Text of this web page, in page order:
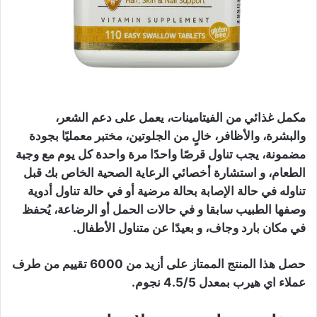
مكمل غذائي من الفيتامينات، يعمل على دعم الشعر،
والبشرة، والأظافر، خالٍ من الجلوتين، مختبر معمليًا بجودة
مضمونة، يجب تناول قرصًا واحدًا مرة واحدة كل يوم مع وجبة
الطعام، و استشارة أخصائي الرعاية الصحية الخاص بك قبل
تناوله في حالة الإصابة بحالة مرضية أو في حالة تناول أدوية
وصفها الطبيب سابقا و في حالات الحمل أو الرضاعة، يُحفظ
في مكان بارد وجاف، و بعيدًا عن متناول الأطفال.
حصل هذا المنتج الممتاز على أزيد من 6000 تقييم من طرف
عملاء اي هيرب بمعدل 4.5/5 نجوم.